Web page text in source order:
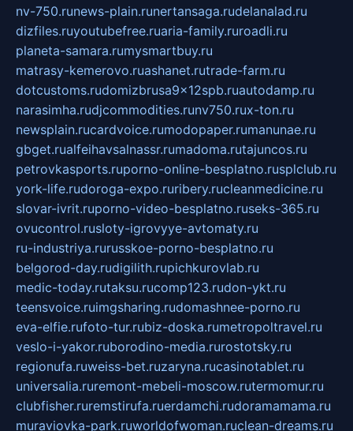
nv-750.runews-plain.runertansaga.rudelanalad.ru
dizfiles.ruyoutubefree.ruaria-family.ruroadli.ru
planeta-samara.rumysmartbuy.ru
matrasy-kemerovo.ruashanet.rutrade-farm.ru
dotcustoms.rudomizbrusa9x12spb.ruautodamp.ru
narasimha.rudjcommodities.runv750.rux-ton.ru
newsplain.rucardvoice.rumodopaper.rumanunae.ru
gbget.rualfeihavsalnassr.rumadoma.rutajuncos.ru
petrovkasports.ruporno-online-besplatno.rusplclub.ru
york-life.rudoroga-expo.ruribery.rucleanmedicine.ru
slovar-ivrit.ruporno-video-besplatno.ruseks-365.ru
ovucontrol.rusloty-igrovyye-avtomaty.ru
ru-industriya.rurusskoe-porno-besplatno.ru
belgorod-day.rudigilith.rupichkurovlab.ru
medic-today.rutaksu.rucomp123.rudon-ykt.ru
teensvoice.ruimgsharing.rudomashnee-porno.ru
eva-elfie.rufoto-tur.rubiz-doska.rumetropoltravel.ru
veslo-i-yakor.ruborodino-media.rurostotsky.ru
regionufa.ruweiss-bet.ruzaryna.rucasinotablet.ru
universalia.ruremont-mebeli-moscow.rutermomur.ru
clubfisher.ruremstirufa.ruerdamchi.rudoramamama.ru
muraviovka-park.ruworldofwoman.ruclean-dreams.ru